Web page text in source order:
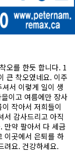
오를 한듯 합니다. 1
큰 착오였네요. 이주
서 이렇게 일이 생
이고 여름에만 장사
작아서 저희들이
서 감사드리고 아직
만약 팔아서 다 세금
이곳에서 은퇴를 하
려요. 건강하세요.